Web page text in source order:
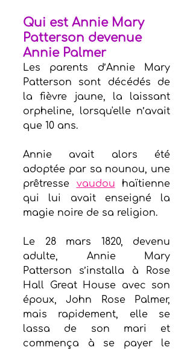
Qui est Annie Mary
Patterson devenue
Annie Palmer
Les parents d’Annie Mary
Patterson sont décédés de
la fièvre jaune, la laissant
orpheline, lorsqu'elle n’avait
que 10 ans.
Annie avait alors été
adoptée par sa nounou, une
prêtresse vaudou haïtienne
qui lui avait enseigné la
magie noire de sa religion.
Le 28 mars 1820, devenu
adulte, Annie Mary
Patterson s’installa à Rose
Hall Great House avec son
époux, John Rose Palmer,
mais rapidement, elle se
lassa de son mari et
commença à se payer le